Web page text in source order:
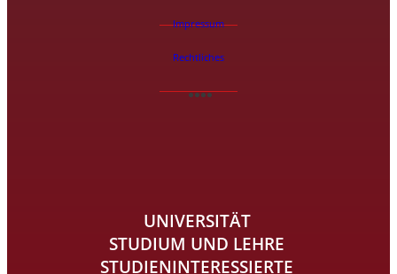
Impressum
Rechtliches
UNIVERSITÄT
STUDIUM UND LEHRE
STUDIENINTERESSIERTE